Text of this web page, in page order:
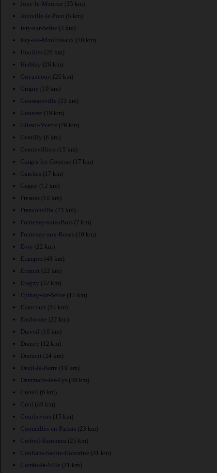
Jouy-le-Moutier (35 km)
Joinville-le-Pont (5 km)
Ivry-sur-Seine (3 km)
Issy-les-Moulineaux (10 km)
Houilles (20 km)
Herblay (26 km)
Guyancourt (26 km)
Grigny (19 km)
Goussainville (22 km)
Gonesse (19 km)
Gif-sur-Yvette (26 km)
Gentilly (6 km)
Gennevilliers (15 km)
Garges-les-Gonesse (17 km)
Garches (17 km)
Gagny (12 km)
Fresnes (10 km)
Franconville (23 km)
Fontenay-sous-Bois (7 km)
Fontenay-aux-Roses (10 km)
Evry (22 km)
Etampes (48 km)
Ermont (22 km)
Eragny (32 km)
Epinay-sur-Seine (17 km)
Elancourt (34 km)
Eaubonne (22 km)
Draveil (16 km)
Drancy (12 km)
Domont (24 km)
Deuil-la-Barre (19 km)
Dammarie-les-Lys (39 km)
Creteil (6 km)
Creil (49 km)
Courbevoie (15 km)
Cormeilles-en-Parisis (23 km)
Corbeil-Essonnes (25 km)
Conflans-Sainte-Honorine (31 km)
Combs-la-Ville (21 km)